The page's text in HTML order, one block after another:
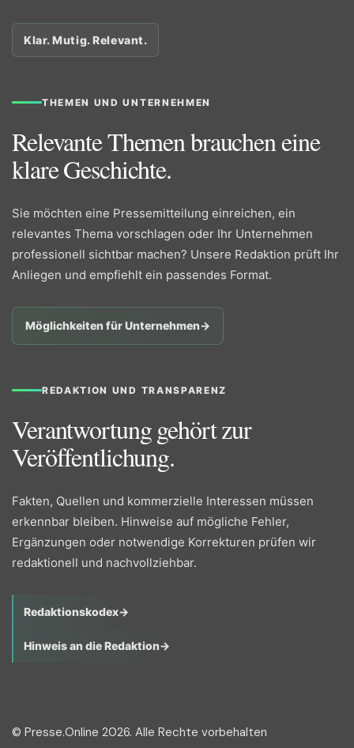
Klar. Mutig. Relevant.
THEMEN UND UNTERNEHMEN
Relevante Themen brauchen eine
klare Geschichte.
Sie möchten eine Pressemitteilung einreichen, ein
relevantes Thema vorschlagen oder Ihr Unternehmen
professionell sichtbar machen? Unsere Redaktion prüft Ihr
Anliegen und empfiehlt ein passendes Format.
Möglichkeiten für Unternehmen→
REDAKTION UND TRANSPARENZ
Verantwortung gehört zur
Veröffentlichung.
Fakten, Quellen und kommerzielle Interessen müssen
erkennbar bleiben. Hinweise auf mögliche Fehler,
Ergänzungen oder notwendige Korrekturen prüfen wir
redaktionell und nachvollziehbar.
Redaktionskodex→
Hinweis an die Redaktion→
© Presse.Online 2026. Alle Rechte vorbehalten